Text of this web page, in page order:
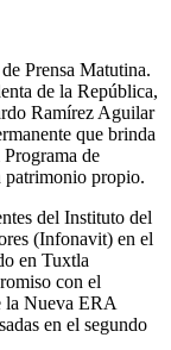
Prensa Matutina.
de la República,
Ramírez Aguilar
que brinda
de
patrimonio propio.
del Instituto del
(Infonavit) en el
en Tuxtla
con el
la Nueva ERA
en el segundo